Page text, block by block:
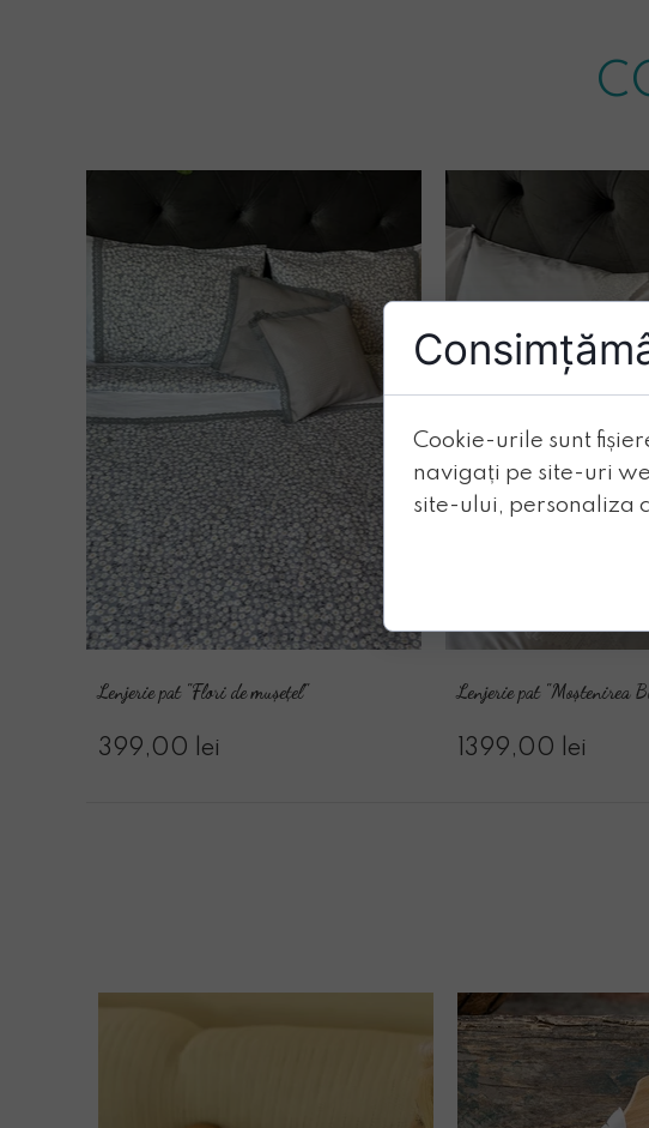
Lenjerie pat "Flori de mușețel"
399,00 lei
Lenjerie pat "Moștenirea
1399,00 lei
Cookie-urile sunt
navigați pe site-uri
site-ului, personaliza